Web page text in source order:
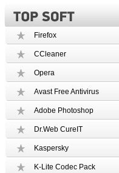
Firefox
CCleaner
Opera
Avast Free Antivirus
Adobe Photoshop
Dr.Web CureIT
Kaspersky
K-Lite Codec Pack